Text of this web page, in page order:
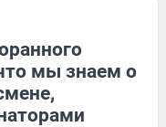
мы знаем о